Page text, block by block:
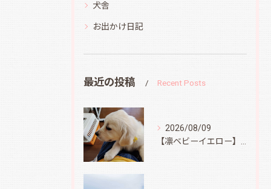
犬舎
お出かけ日記
最近の投稿 Recent Posts
2026/08/09